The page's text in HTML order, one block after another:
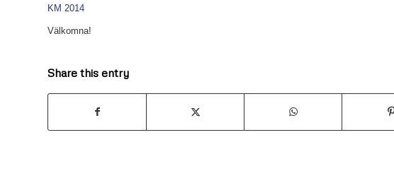
KM 2014
Välkomna!
Share this entry